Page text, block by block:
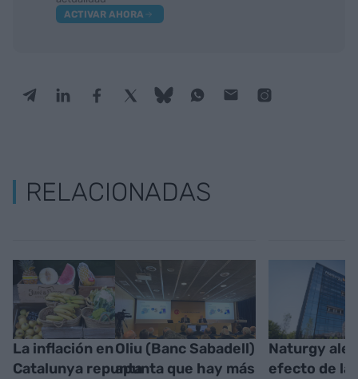
ACTIVAR AHORA
RELACIONADAS
La inflación en
Catalunya repunta
Oliu (Banc Sabadell)
apunta que hay más
Naturgy
efecto de la